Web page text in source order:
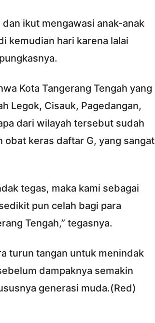
ikut mengawasi anak-anak
kemudian hari karena lalai
Kota Tangerang Tengah yang
Legok, Cisauk, Pagedangan,
dari wilayah tersebut sudah
keras daftar G, yang sangat
tegas, maka kami sebagai
pun celah bagi para
Tengah,” tegasnya.
turun tangan untuk menindak
dampaknya semakin
generasi muda.(Red)